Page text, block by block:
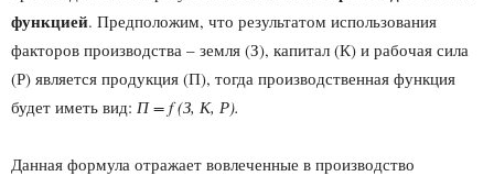
функцией. Предположим, что результатом использования
факторов производства – земля (З), капитал (К) и рабочая сила
(Р) является продукция (П), тогда производственная функция
будет иметь вид: П = f (З, К, Р).
Данная формула отражает вовлеченные в производство